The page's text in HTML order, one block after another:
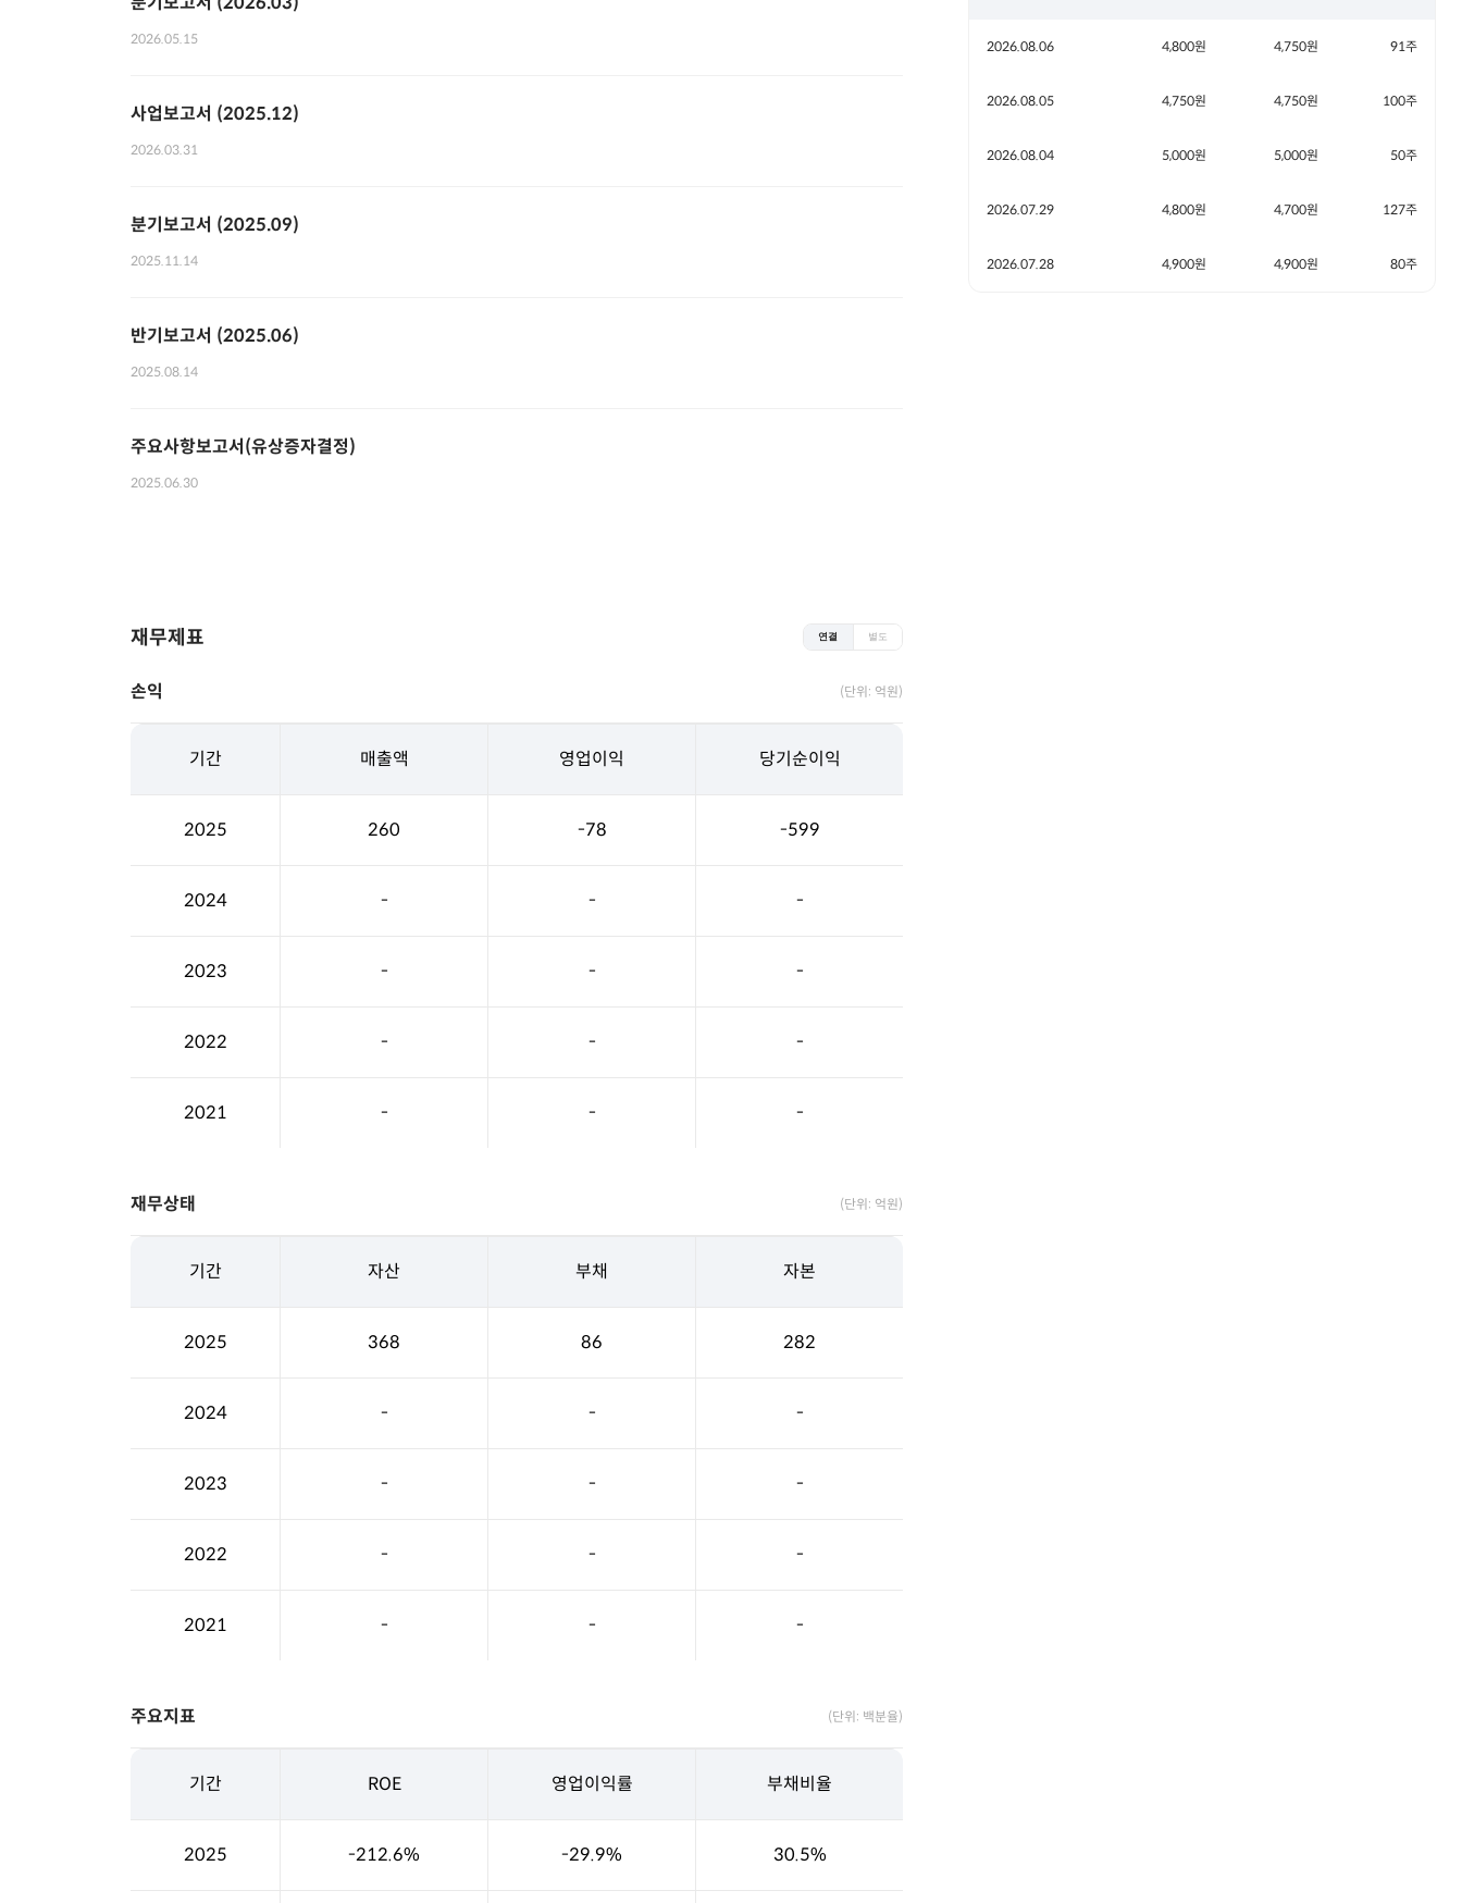
2026.05.15
사업보고서 (2025.12)
2026.03.31
분기보고서 (2025.09)
2025.11.14
반기보고서 (2025.06)
2025.08.14
주요사항보고서(유상증자결정)
2025.06.30
재무제표 연결 별도
손익 (단위: 억원)
기간 매출액 영업이익 당기순이익
2025 260 -78 -599
2024 - - -
2023 - - -
2022 - - -
2021 - - -
재무상태 (단위: 억원)
기간 자산 부채 자본
2025 368 86 282
2024 - - -
2023 - - -
2022 - - -
2021 - - -
주요지표 (단위: 백분율)
기간 ROE 영업이익률 부채비율
2025 -212.6% -29.9% 30.5%
2026.08.06 4,800원 4,750원 91주
2026.08.05 4,750원 4,750원 100주
2026.08.04 5,000원 5,000원 50주
2026.07.29 4,800원 4,700원 127주
2026.07.28 4,900원 4,900원 80주